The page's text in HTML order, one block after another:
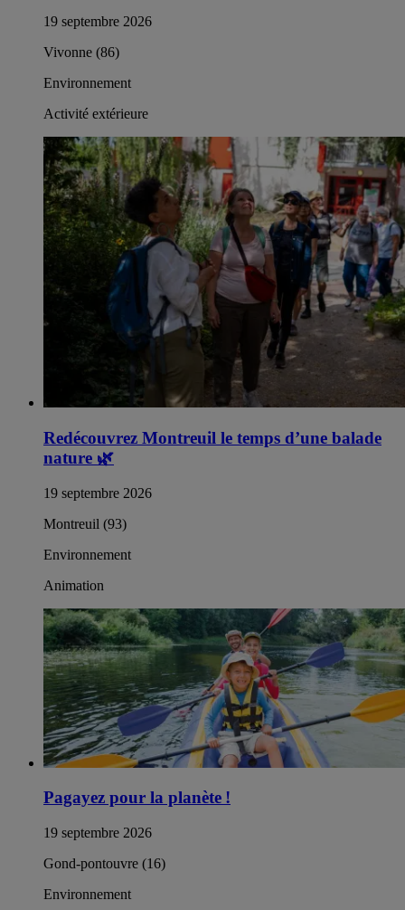
19 septembre 2026
Vivonne (86)
Environnement
Activité extérieure
Redécouvrez Montreuil le temps d’une balade
nature 🌿
19 septembre 2026
Montreuil (93)
Environnement
Animation
Pagayez pour la planète !
19 septembre 2026
Gond-pontouvre (16)
Environnement